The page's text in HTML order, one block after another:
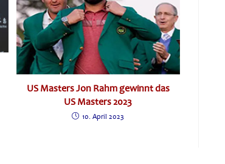
US Masters Jon Rahm gewinnt das
US Masters 2023
10. April 2023